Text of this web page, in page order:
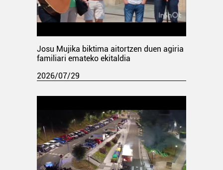
Josu Mujika biktima aitortzen duen agiria
familiari emateko ekitaldia
2026/07/29